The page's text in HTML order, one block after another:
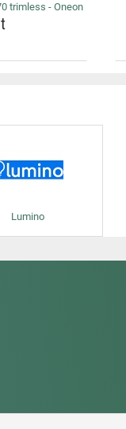
trimless - Oneon
Lumino